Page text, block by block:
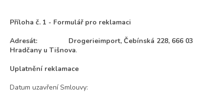
Příloha č. 1 - Formulář pro reklamaci
Adresát: Drogerieimport, Čebínská 228, 666 03
Hradčany u Tišnova.
Uplatnění reklamace
Datum uzavření Smlouvy: